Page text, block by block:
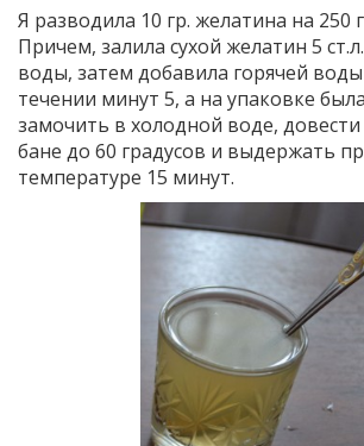
Я разводила 10 гр. желатина на 250
Причем, залила сухой желатин 5
воды, затем добавила горячей
течении минут 5, а на упаковке
замочить в холодной воде,
бане до 60 градусов и выдержать
температуре 15 минут.